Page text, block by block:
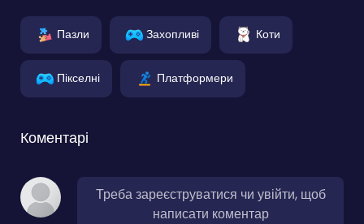
Пазли Захопливі Коти
Пікселні Платформери
Коментарі
Треба зареєструватися чи увійти, щоб
написати коментар